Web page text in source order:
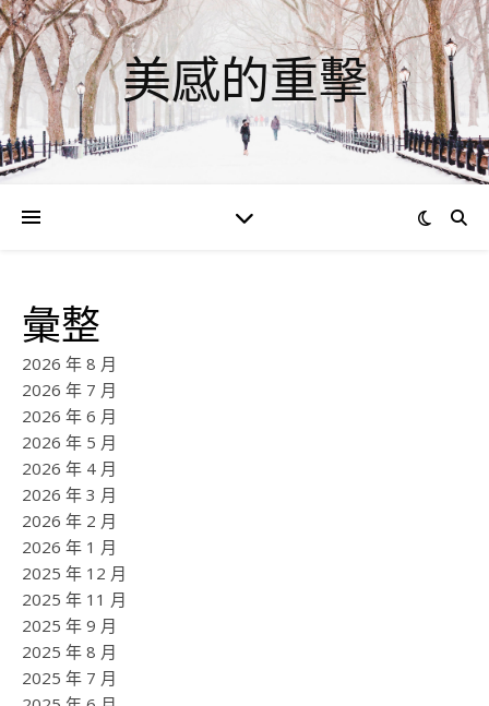
美感的重擊
彙整
2026 年 8 月
2026 年 7 月
2026 年 6 月
2026 年 5 月
2026 年 4 月
2026 年 3 月
2026 年 2 月
2026 年 1 月
2025 年 12 月
2025 年 11 月
2025 年 9 月
2025 年 8 月
2025 年 7 月